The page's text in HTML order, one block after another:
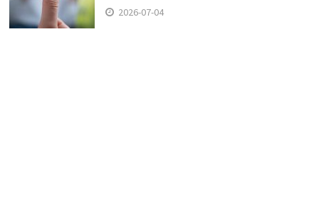
2026-07-04